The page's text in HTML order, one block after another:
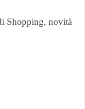
Shopping, novità